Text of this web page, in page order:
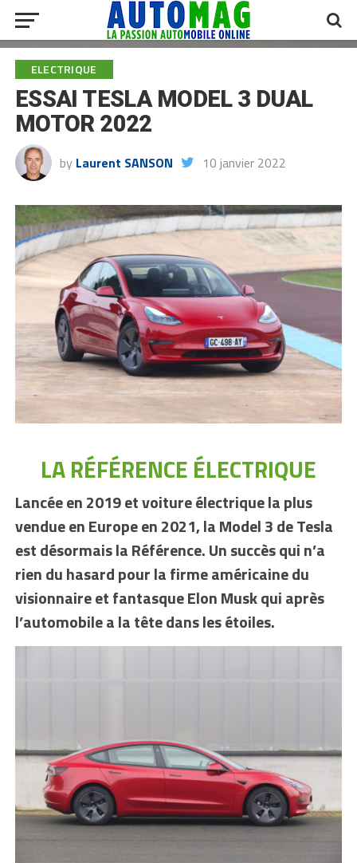
ELECTRIQUE
ESSAI TESLA MODEL 3 DUAL
MOTOR 2022
by Laurent SANSON 10 janvier 2022
LA RÉFÉRENCE ÉLECTRIQUE
Lancée en 2019 et voiture électrique la plus
vendue en Europe en 2021, la Model 3 de Tesla
est désormais la Référence. Un succès qui n’a
rien du hasard pour la firme américaine du
visionnaire et fantasque Elon Musk qui après
l’automobile a la tête dans les étoiles.